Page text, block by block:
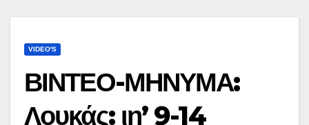
VIDEO'S
ΒΙΝΤΕΟ-ΜΗΝΥΜΑ:
Λουκάς: ιη’ 9-14